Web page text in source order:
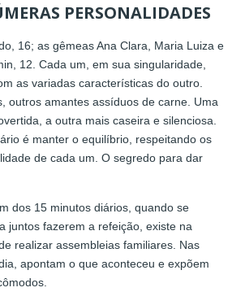
PERSONALIDADES
16; as gêmeas Ana Clara, Maria Luiza e
12. Cada um, em sua singularidade,
as variadas características do outro.
outros amantes assíduos de carne. Uma
a outra mais caseira e silenciosa.
é manter o equilíbrio, respeitando os
de cada um. O segredo para dar
dos 15 minutos diários, quando se
juntos fazerem a refeição, existe na
realizar assembleias familiares. Nas
apontam o que aconteceu e expõem